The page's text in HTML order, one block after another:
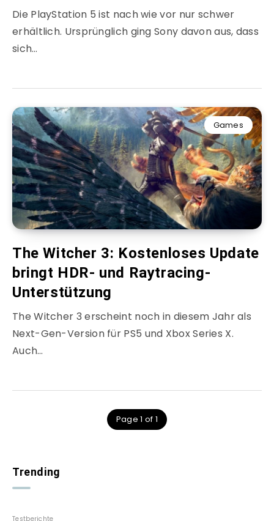
Die PlayStation 5 ist nach wie vor nur schwer
erhältlich. Ursprünglich ging Sony davon aus, dass
sich…
Games
The Witcher 3: Kostenloses Update
bringt HDR- und Raytracing-
Unterstützung
The Witcher 3 erscheint noch in diesem Jahr als
Next-Gen-Version für PS5 und Xbox Series X.
Auch…
Page 1 of 1
Trending